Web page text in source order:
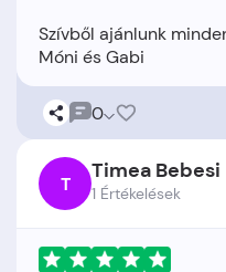
Szívből ajánlunk
0
T Timea Bebesi
1 Értékelések